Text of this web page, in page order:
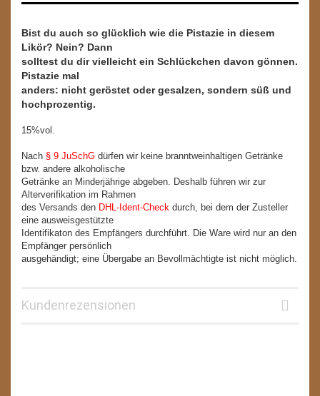
Bist du auch so glücklich wie die Pistazie in diesem
Likör? Nein? Dann
solltest du dir vielleicht ein Schlückchen davon gönnen.
Pistazie mal
anders: nicht geröstet oder gesalzen, sondern süß und
hochprozentig.
15%vol.
Nach § 9 JuSchG dürfen wir keine branntweinhaltigen Getränke
bzw. andere alkoholische
Getränke an Minderjährige abgeben. Deshalb führen wir zur
Alterverifikation im Rahmen
des Versands den DHL-Ident-Check durch, bei dem der Zusteller
eine ausweisgestützte
Identifikaton des Empfängers durchführt. Die Ware wird nur an den
Empfänger persönlich
ausgehändigt; eine Übergabe an Bevollmächtigte ist nicht möglich.
Kundenrezensionen